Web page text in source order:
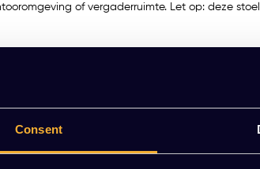
Consent
of vergaderruimte. Let op: deze
a Chair AAC 22
kunststof kuip.